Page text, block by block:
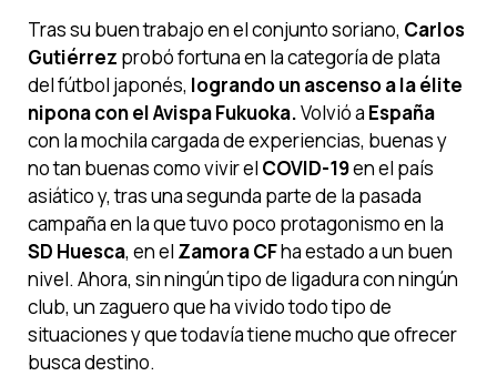
Tras su buen trabajo en el conjunto soriano, Carlos
Gutiérrez probó fortuna en la categoría de plata
del fútbol japonés, logrando un ascenso a la élite
nipona con el Avispa Fukuoka.Volvió a España
con la mochila cargada de experiencias, buenas y
no tan buenas como vivir el COVID-19en el país
asiático y, tras una segunda parte de la pasada
campaña en la que tuvo poco protagonismo en la
SD Huesca, en el Zamora CFha estado a un buen
nivel. Ahora, sin ningún tipo de ligadura con ningún
club, un zaguero que ha vivido todo tipo de
situaciones y que todavía tiene mucho que ofrecer
busca destino.